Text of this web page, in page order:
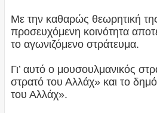
Με την καθαρώς θεωρητική
προσευχόμενη κοινότητα
το αγωνιζόμενο στράτευμα.
Γι’ αυτό ο μουσουλμανικός
στρατό του Αλλάχ» και το
του Αλλάχ».